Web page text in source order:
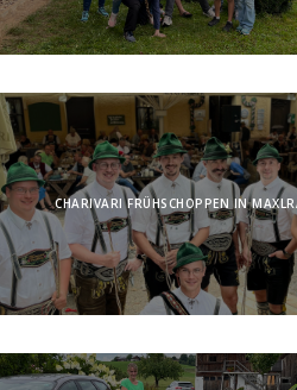
CHARIVARI FRÜHSCHOPPEN IN